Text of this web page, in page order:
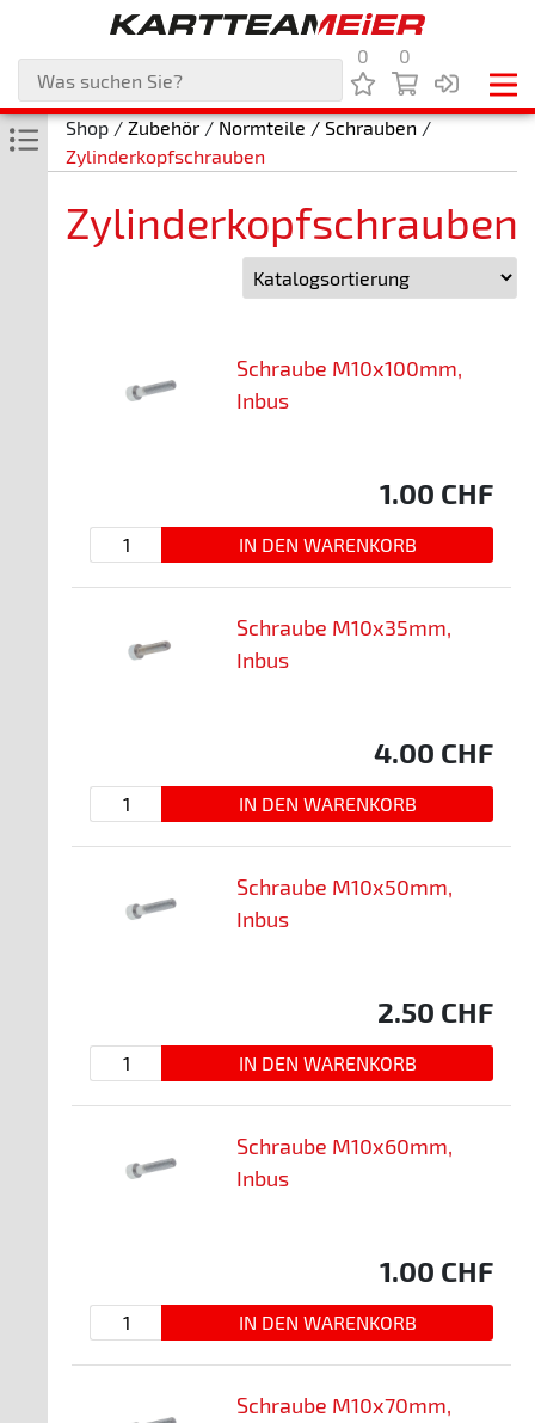
0 0
Shop /Zubehör/Normteile / Schrauben/
Zylinderkopfschrauben
Zylinderkopfschrauben
Schraube M10x100mm,
Inbus
1.00 CHF
Schraube M10x35mm,
Inbus
4.00 CHF
Schraube M10x50mm,
Inbus
2.50 CHF
Schraube M10x60mm,
Inbus
1.00 CHF
Schraube M10x70mm,